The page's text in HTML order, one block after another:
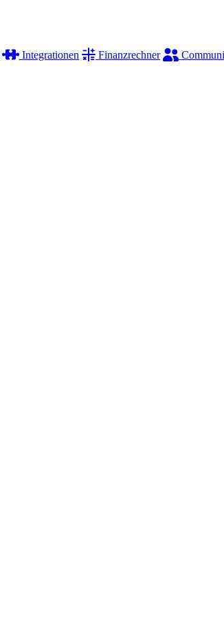
Integrationen Finanzrechner